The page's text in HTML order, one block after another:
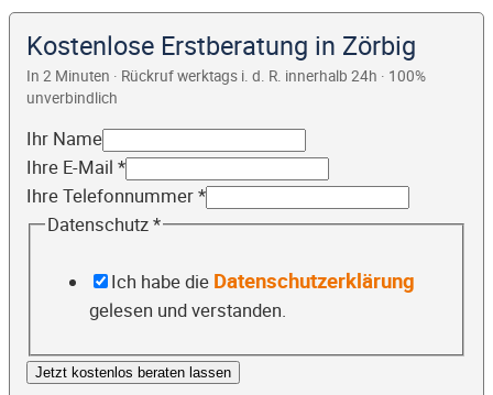
Kostenlose Erstberatung in Zörbig
In 2 Minuten · Rückruf werktags i. d. R. innerhalb 24h · 100%
unverbindlich
Ihr Name
Ihre E-Mail *
Ihre Telefonnummer*
Datenschutz*
Ich habe die Datenschutzerklärung
gelesen und verstanden.
Jetzt kostenlos beraten lassen